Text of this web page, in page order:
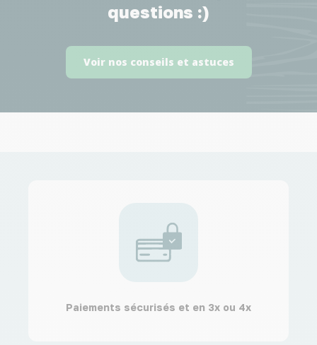
questions :)
Voir nos conseils et astuces
Paiements sécurisés et en 3x ou 4x